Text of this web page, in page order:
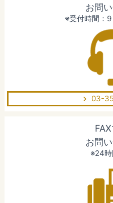
お問
※受付時間：
03-
お問
※24